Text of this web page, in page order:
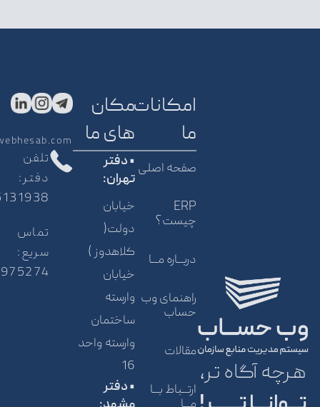
هرچه آگاه تر،
امکانات
ما
صفحه اصلی
ERP
چیست؟
دربــاره مــا
راهنمای وب
حساب
مقالات
ارتــباط بــا
مکان
های ما
• دفتر
تهران:
خیابان
دولت(
کلاهدوز )
خیابان
وارسته
ساختمان
وارسته واحد
16
• دفتر
تلفن
دفتر:
تماس
سریع: